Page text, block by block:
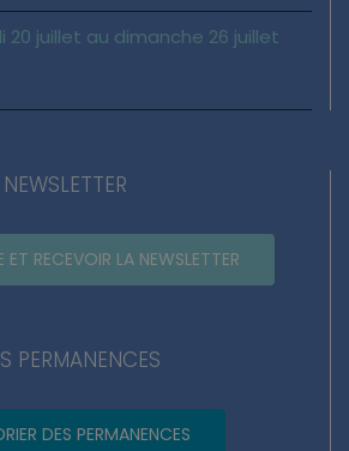
20 juillet au dimanche 26 juillet
ET RECEVOIR LA NEWSLETTER
PERMANENCES
DES PERMANENCES